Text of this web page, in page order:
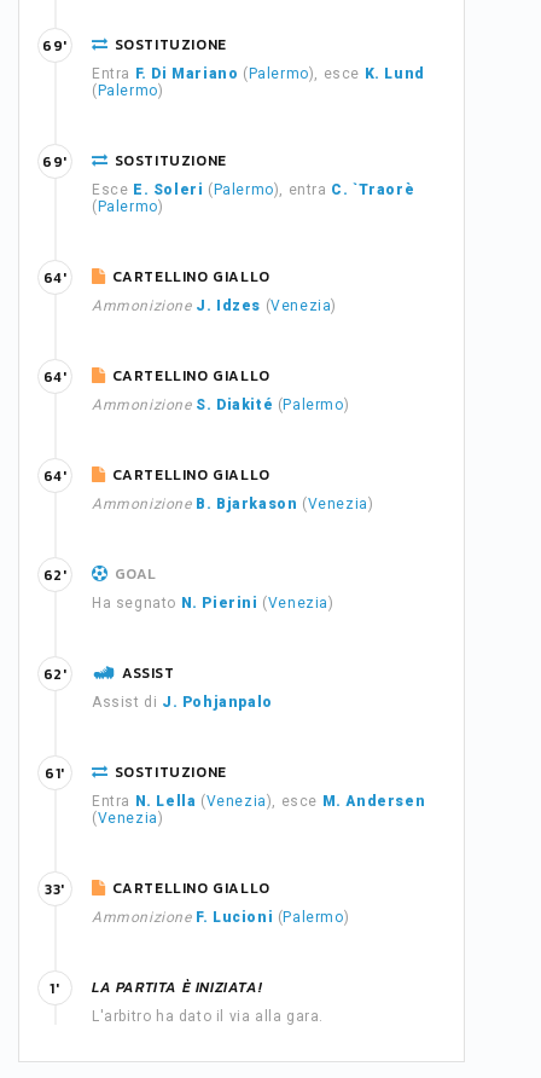
SOSTITUZIONE
Entra F. Di Mariano ( Palermo), esce K. Lund
( Palermo)
69'
SOSTITUZIONE
Esce E. Soleri ( Palermo), entra C. `Traorè
( Palermo)
69'
CARTELLINO GIALLO
Ammonizione J. Idzes (Venezia)
64'
CARTELLINO GIALLO
Ammonizione S. Diakité ( Palermo)
64'
CARTELLINO GIALLO
Ammonizione B. Bjarkason (Venezia)
64'
GOAL
Ha segnato N. Pierini (Venezia)
62'
ASSIST
Assist di J. Pohjanpalo
62'
SOSTITUZIONE
Entra N. Lella (Venezia), esce M. Andersen
(Venezia)
61'
CARTELLINO GIALLO
Ammonizione F. Lucioni ( Palermo)
33'
LA PARTITA È INIZIATA!
L'arbitro ha dato il via alla gara.
1'